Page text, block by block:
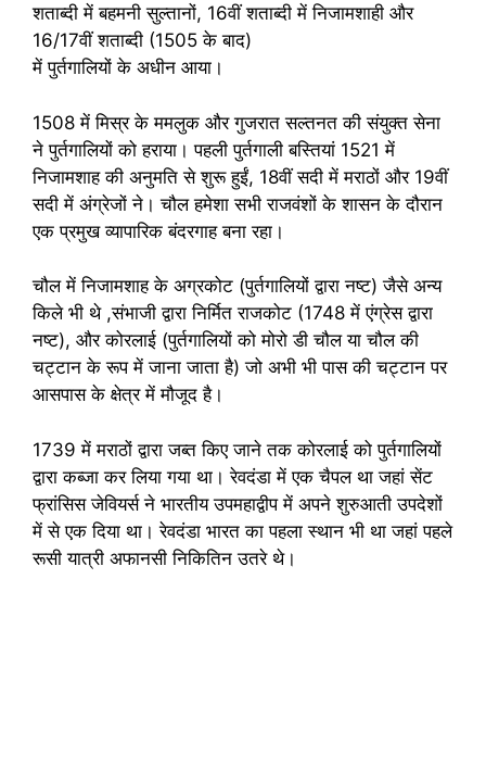
शताब्दी में बहमनी सुल्तानों, 16वीं शताब्दी में निजामशाही और
16/17वीं शताब्दी (1505 के बाद)
में पुर्तगालियों के अधीन आया।
1508 में मिस्र के ममलुक और गुजरात सल्तनत की संयुक्त सेना
ने पुर्तगालियों को हराया। पहली पुर्तगाली बस्तियां 1521 में
निजामशाह की अनुमति से शुरू हुईं, 18वीं सदी में मराठों और 19वीं
सदी में अंग्रेजों ने। चौल हमेशा सभी राजवंशों के शासन के दौरान
एक प्रमुख व्यापारिक बंदरगाह बना रहा।
चौल में निजामशाह के अग्रकोट (पुर्तगालियों द्वारा नष्ट) जैसे अन्य
किले भी थे ,संभाजी द्वारा निर्मित राजकोट (1748 में एंग्रेस द्वारा
नष्ट), और कोरलाई (पुर्तगालियों को मोरो डी चौल या चौल की
चट्टान के रूप में जाना जाता है) जो अभी भी पास की चट्टान पर
आसपास के क्षेत्र में मौजूद है।
1739 में मराठों द्वारा जब्त किए जाने तक कोरलाई को पुर्तगालियों
द्वारा कब्जा कर लिया गया था। रेवदंडा में एक चैपल था जहां सेंट
फ्रांसिस जेवियर्स ने भारतीय उपमहाद्वीप में अपने शुरुआती उपदेशों
में से एक दिया था। रेवदंडा भारत का पहला स्थान भी था जहां पहले
रूसी यात्री अफानसी निकितिन उतरे थे।